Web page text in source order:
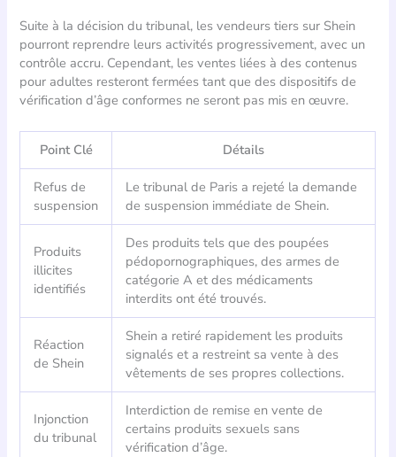
Suite à la décision du tribunal, les vendeurs tiers sur Shein
pourront reprendre leurs activités progressivement, avec un
contrôle accru. Cependant, les ventes liées à des contenus
pour adultes resteront fermées tant que des dispositifs de
vérification d’âge conformes ne seront pas mis en œuvre.
Point Clé Détails
Refus de
suspension
Le tribunal de Paris a rejeté la demande
de suspension immédiate de Shein.
Produits
illicites
identifiés
Des produits tels que des poupées
pédopornographiques, des armes de
catégorie A et des médicaments
interdits ont été trouvés.
Réaction
de Shein
Shein a retiré rapidement les produits
signalés et a restreint sa vente à des
vêtements de ses propres collections.
Injonction
du tribunal
Interdiction de remise en vente de
certains produits sexuels sans
vérification d’âge.